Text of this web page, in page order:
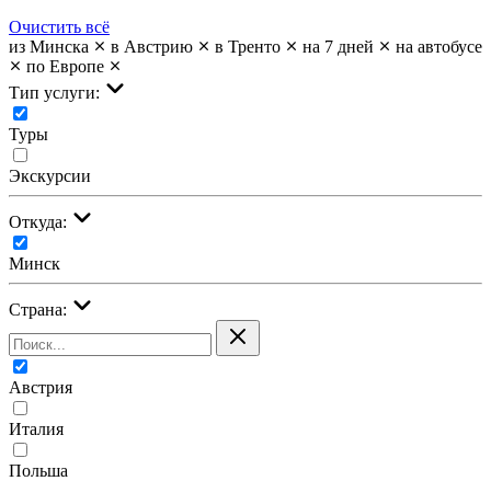
Очистить всё
из Минска
в Австрию в Тренто на 7 дней
на автобусе
по Европе
Тип услуги:
Туры
Экскурсии
Откуда:
Минск
Страна:
Австрия
Италия
Польша